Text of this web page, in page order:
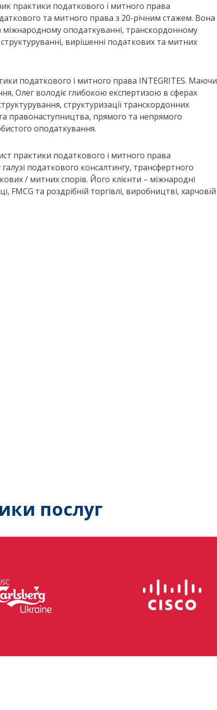
практики податкового і митного права
та митного права з 20-річним стажем. Вона
міжнародному оподаткуванні, транскордонному
вирішенні податкових та митних
податкового і митного права INTEGRITES. Маючи
Олег володіє глибокою експертизою в сферах
структуризації транскордонних
правонаступництва, прямого та непрямого
оподаткування.
практики податкового і митного права
податкового консалтингу, трансфертного
/ митних спорів. Його клієнти – міжнародні
та роздрібній торгівлі, виробництві, харчовій
послуг